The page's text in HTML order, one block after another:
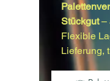
Stückgut–
Flexible
Lieferung,